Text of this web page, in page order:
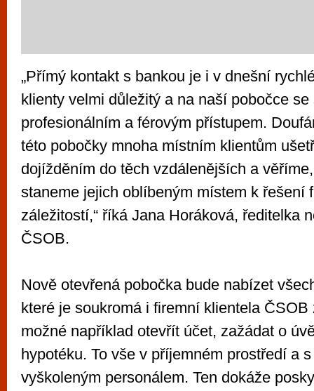
„Přímý kontakt s bankou je i v dnešní
klienty velmi důležitý a na naší pobočce
profesionálním a férovým přístupem.
této pobočky mnoha místním klientům
dojížděním do těch vzdálenějších a
staneme jejich oblíbeným místem k řešení
záležitostí,“ říká Jana Horáková, ředitelka
ČSOB.
Nově otevřená pobočka bude nabízet
které je soukromá i firemní klientela
možné například otevřít účet, zažádat o
hypotéku. To vše v příjemném prostředí a
vyškoleným personálem. Ten dokáže